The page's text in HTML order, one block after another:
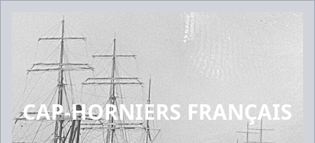
CAP-HORNIERS FRANÇAIS